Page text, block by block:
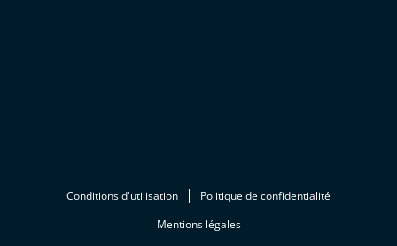
Conditions d'utilisation
Politique de confidentialité
Mentions légales